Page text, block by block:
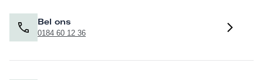
Bel ons
0184 60 12 36